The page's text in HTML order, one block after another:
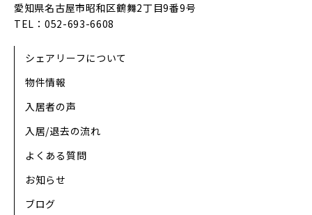
愛知県名古屋市昭和区鶴舞2丁目9番9号
TEL：052-693-6608
シェアリーフについて
物件情報
入居者の声
入居/退去の流れ
よくある質問
お知らせ
ブログ